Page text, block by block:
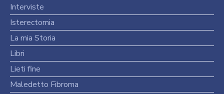
Interviste
Isterectomia
La mia Storia
Libri
Lieti fine
Maledetto Fibroma